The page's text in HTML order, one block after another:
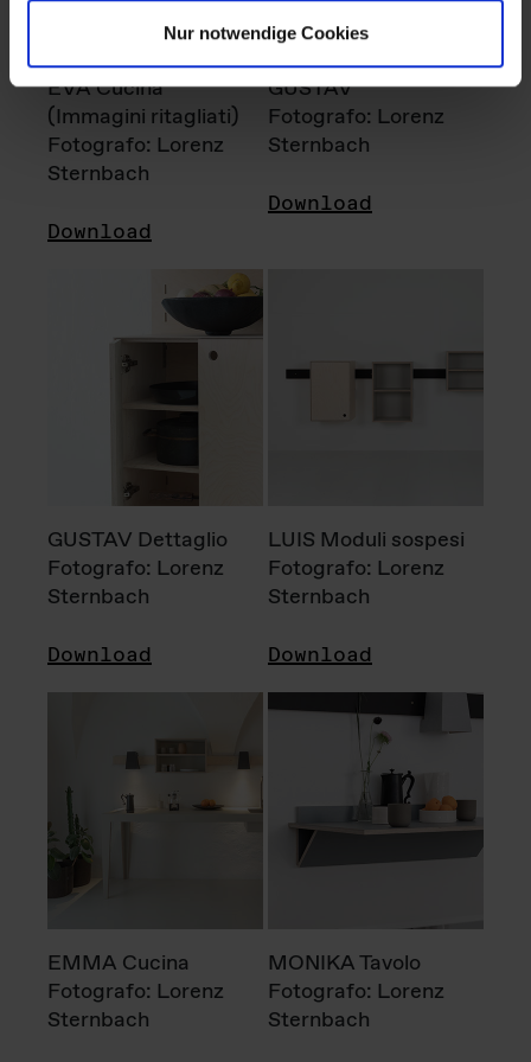
Nur notwendige Cookies
EVA Cucina
(Immagini ritagliati)
Fotografo: Lorenz
Sternbach
Download
GUSTAV
Fotografo: Lorenz
Sternbach
Download
GUSTAV Dettaglio
Fotografo: Lorenz
Sternbach
Download
LUIS Moduli sospesi
Fotografo: Lorenz
Sternbach
Download
EMMA Cucina
Fotografo: Lorenz
Sternbach
MONIKA Tavolo
Fotografo: Lorenz
Sternbach